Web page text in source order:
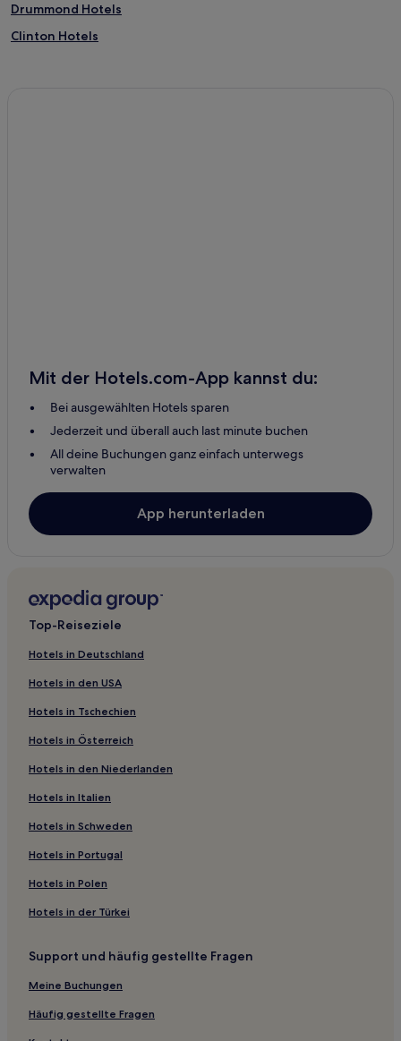
Drummond Hotels
Clinton Hotels
Mit der Hotels.com-App kannst du:
Bei ausgewählten Hotels sparen
Jederzeit und überall auch last minute buchen
All deine Buchungen ganz einfach unterwegs
verwalten
App herunterladen
Top-Reiseziele
Hotels in Deutschland
Hotels in den USA
Hotels in Tschechien
Hotels in Österreich
Hotels in den Niederlanden
Hotels in Italien
Hotels in Schweden
Hotels in Portugal
Hotels in Polen
Hotels in der Türkei
Support und häufig gestellte Fragen
Meine Buchungen
Häufig gestellte Fragen